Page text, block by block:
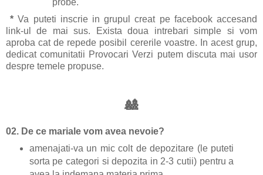
*Va puteti inscrie in grupul creat pe facebook accesand
link-ul de mai sus. Exista doua intrebari simple si vom
aproba cat de repede posibil cererile voastre. In acest grup,
dedicat comunitatii Provocari Verzi putem discuta mai usor
despre temele propuse.
🎎
02. De ce mariale vom avea nevoie?
amenajati-va un mic colt de depozitare (le puteti
sorta pe categori si depozita in 2-3 cutii) pentru a